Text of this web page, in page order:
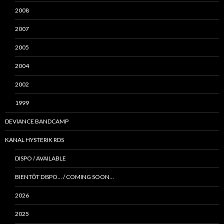
2008
2007
2005
2004
2002
1999
DEVIANCE BANDCAMP
KANAL HYSTERIK RDS
DISPO / AVAILABLE
BIENTÔT DISPO… / COMING SOON…
2026
2025